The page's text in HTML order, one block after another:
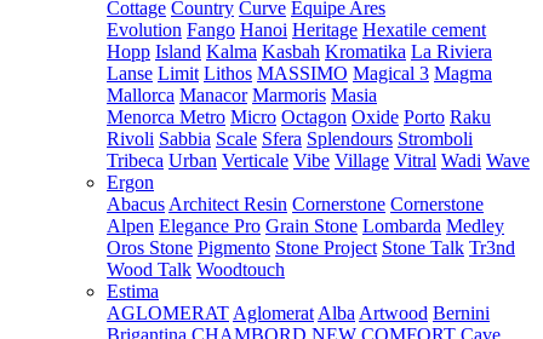
Cottage Country Curve Equipe Ares
Evolution Fango Hanoi Heritage Hexatile cement
Hopp Island Kalma Kasbah Kromatika La Riviera
Lanse Limit Lithos MASSIMO Magical 3 Magma
Mallorca Manacor Marmoris Masia
Menorca Metro Micro Octagon Oxide Porto Raku
Rivoli Sabbia Scale Sfera Splendours Stromboli
Tribeca Urban Verticale Vibe Village Vitral Wadi Wave
Ergon
Abacus Architect Resin Cornerstone Cornerstone
Alpen Elegance Pro Grain Stone Lombarda Medley
Oros Stone Pigmento Stone Project Stone Talk Tr3nd
Wood Talk Woodtouch
Estima
AGLOMERAT Aglomerat Alba Artwood Bernini